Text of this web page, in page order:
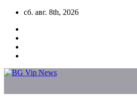
Skip
content
сб. авг. 8th, 2026